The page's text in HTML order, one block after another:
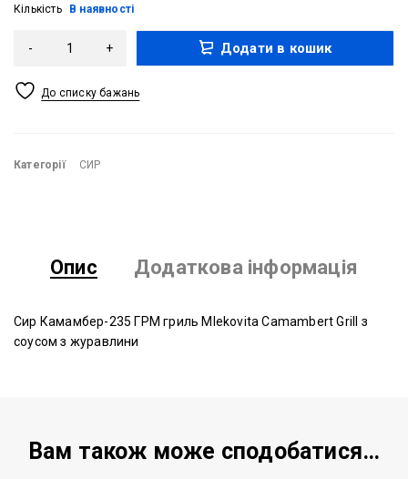
Кількість В наявності
Додати в кошик
Категорії СИР
Опис Додаткова інформація
Сир Камамбер-235 ГРМ гриль Mlekovita Camambert Grill з
соусом з журавлини
Вам також може сподобатися…